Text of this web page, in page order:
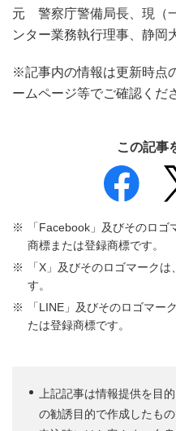
元 警察庁警備局長、現（
ンター業務執行理事、静岡
※記事内の情報は更新時点
ームページ等でご確認くだ
この記事
「Facebook」及びそのロ
商標または登録商標です。
「X」及びそのロゴマーク
す。
「LINE」及びそのロゴマー
たは登録商標です。
上記記事は情報提供を目
の勧誘目的で作成したも